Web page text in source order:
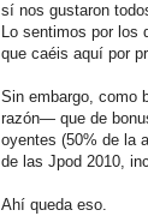
sí nos gustaron
Lo sentimos por los
que caéis aquí por
Sin embargo, como
razón— que de
oyentes (50% de la
de las Jpod 2010,
Ahí queda eso.